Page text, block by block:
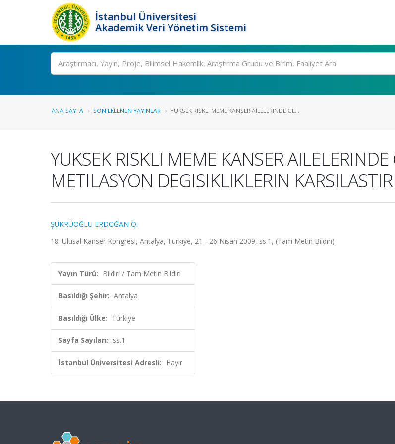
İstanbul Üniversitesi
Akademik Veri Yönetim Sistemi
Ara
ANA SAYFA SON EKLENEN YAYINLAR YUKSEK RISKLI MEME KANSER AILELERINDE GE...
YUKSEK RISKLI MEME KANSER
METILASYON DEGISIKLIKLERIN
ŞÜKRÜOĞLU ERDOĞAN Ö.
18. Ulusal Kanser Kongresi, Antalya, Türkiye, 21 - 26 Nisan 2009, ss.1, (Tam Metin Bildiri)
Yayın Türü: Bildiri / Tam Metin Bildiri
Basıldığı Şehir: Antalya
Basıldığı Ülke: Türkiye
Sayfa Sayıları: ss.1
İstanbul Üniversitesi Adresli: Hayır